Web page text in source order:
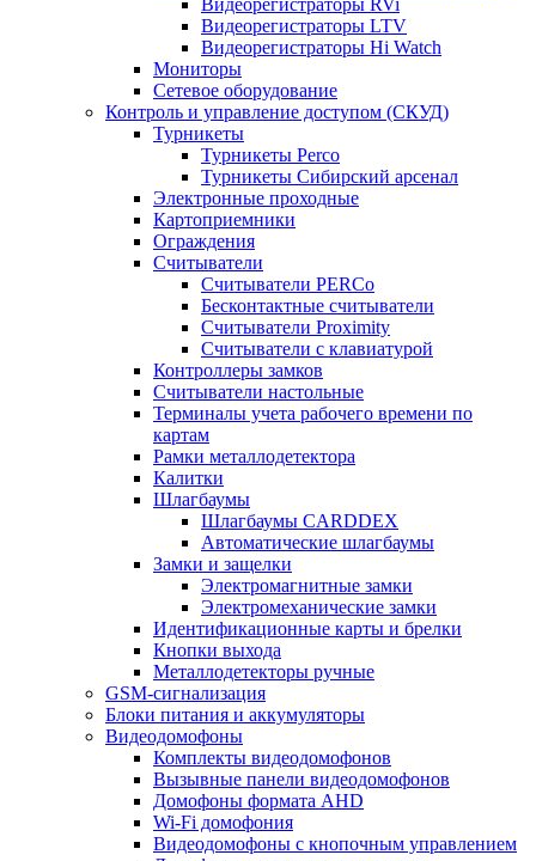
Видеорегистраторы RVi
Видеорегистраторы LTV
Видеорегистраторы Hi Watch
Мониторы
Сетевое оборудование
Контроль и управление доступом (СКУД)
Турникеты
Турникеты Perco
Турникеты Сибирский арсенал
Электронные проходные
Картоприемники
Ограждения
Считыватели
Считыватели PERCo
Бесконтактные считыватели
Считыватели Proximity
Считыватели с клавиатурой
Контроллеры замков
Считыватели настольные
Терминалы учета рабочего времени по
картам
Рамки металлодетектора
Калитки
Шлагбаумы
Шлагбаумы CARDDEX
Автоматические шлагбаумы
Замки и защелки
Электромагнитные замки
Электромеханические замки
Идентификационные карты и брелки
Кнопки выхода
Металлодетекторы ручные
GSM-сигнализация
Блоки питания и аккумуляторы
Видеодомофоны
Комплекты видеодомофонов
Вызывные панели видеодомофонов
Домофоны формата AHD
Wi-Fi домофония
Видеодомофоны с кнопочным управлением